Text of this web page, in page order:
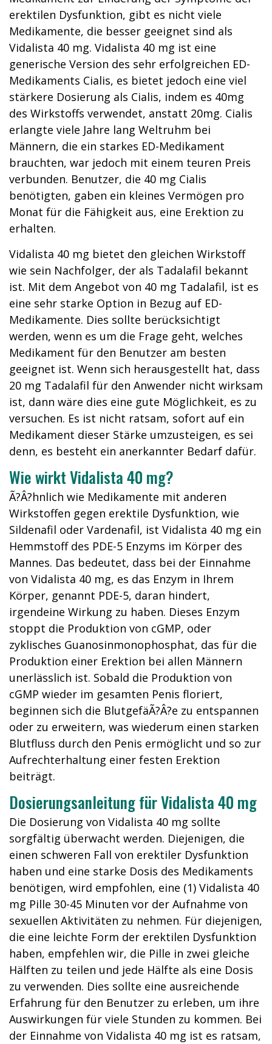
erektilen Dysfunktion, gibt es nicht viele
Medikamente, die besser geeignet sind als
Vidalista 40 mg. Vidalista 40 mg ist eine
generische Version des sehr erfolgreichen ED-
Medikaments Cialis, es bietet jedoch eine viel
stärkere Dosierung als Cialis, indem es 40mg
des Wirkstoffs verwendet, anstatt 20mg. Cialis
erlangte viele Jahre lang Weltruhm bei
Männern, die ein starkes ED-Medikament
brauchten, war jedoch mit einem teuren Preis
verbunden. Benutzer, die 40 mg Cialis
benötigten, gaben ein kleines Vermögen pro
Monat für die Fähigkeit aus, eine Erektion zu
erhalten.
Vidalista 40 mg bietet den gleichen Wirkstoff
wie sein Nachfolger, der als Tadalafil bekannt
ist. Mit dem Angebot von 40 mg Tadalafil, ist es
eine sehr starke Option in Bezug auf ED-
Medikamente. Dies sollte berücksichtigt
werden, wenn es um die Frage geht, welches
Medikament für den Benutzer am besten
geeignet ist. Wenn sich herausgestellt hat, dass
20 mg Tadalafil für den Anwender nicht wirksam
ist, dann wäre dies eine gute Möglichkeit, es zu
versuchen. Es ist nicht ratsam, sofort auf ein
Medikament dieser Stärke umzusteigen, es sei
denn, es besteht ein anerkannter Bedarf dafür.
Wie wirkt Vidalista 40 mg?
Ã?Â?hnlich wie Medikamente mit anderen
Wirkstoffen gegen erektile Dysfunktion, wie
Sildenafil oder Vardenafil, ist Vidalista 40 mg ein
Hemmstoff des PDE-5 Enzyms im Körper des
Mannes. Das bedeutet, dass bei der Einnahme
von Vidalista 40 mg, es das Enzym in Ihrem
Körper, genannt PDE-5, daran hindert,
irgendeine Wirkung zu haben. Dieses Enzym
stoppt die Produktion von cGMP, oder
zyklisches Guanosinmonophosphat, das für die
Produktion einer Erektion bei allen Männern
unerlässlich ist. Sobald die Produktion von
cGMP wieder im gesamten Penis floriert,
beginnen sich die BlutgefäÃ?Â?e zu entspannen
oder zu erweitern, was wiederum einen starken
Blutfluss durch den Penis ermöglicht und so zur
Aufrechterhaltung einer festen Erektion
beiträgt.
Dosierungsanleitung für Vidalista 40 mg
Die Dosierung von Vidalista 40 mg sollte
sorgfältig überwacht werden. Diejenigen, die
einen schweren Fall von erektiler Dysfunktion
haben und eine starke Dosis des Medikaments
benötigen, wird empfohlen, eine (1) Vidalista 40
mg Pille 30-45 Minuten vor der Aufnahme von
sexuellen Aktivitäten zu nehmen. Für diejenigen,
die eine leichte Form der erektilen Dysfunktion
haben, empfehlen wir, die Pille in zwei gleiche
Hälften zu teilen und jede Hälfte als eine Dosis
zu verwenden. Dies sollte eine ausreichende
Erfahrung für den Benutzer zu erleben, um ihre
Auswirkungen für viele Stunden zu kommen. Bei
der Einnahme von Vidalista 40 mg ist es ratsam,